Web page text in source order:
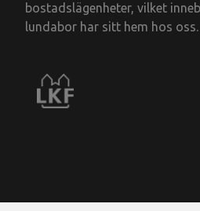
bostadslägenheter, vilket
lundabor har sitt hem hos oss.